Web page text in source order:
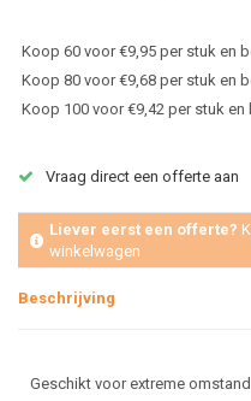
Koop 60 voor €9,95 per stuk en
Koop 80 voor €9,68 per stuk en
Koop 100 voor €9,42 per stuk en
Vraag direct een offerte aan
Liever eerst een offerte?
winkelwagen
Beschrijving
Geschikt voor extreme